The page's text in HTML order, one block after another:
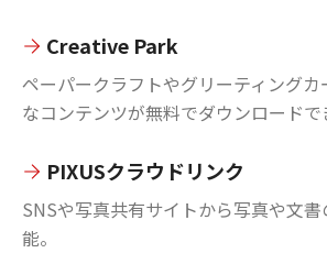
Creative Park
ペーパークラフトやグリーティングカ
なコンテンツが無料でダウンロードで
PIXUSクラウドリンク
SNSや写真共有サイトから写真や文
能。